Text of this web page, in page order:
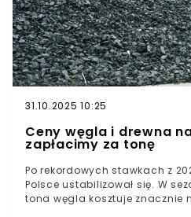
31.10.2025 10:25
Ceny węgla i drewna
zapłacimy za tonę
Po rekordowych stawkach z
Polsce ustabilizował się. W
tona węgla kosztuje znacznie